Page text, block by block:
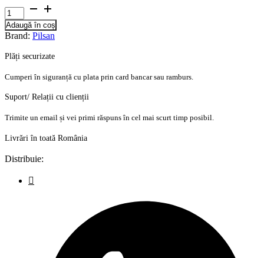
244,65 lei.
Cantitate
Masinuta
Pilsan
Jet
blue
Adaugă în coș
Brand: Pilsan
Plăți securizate
Cumperi în siguranță cu plata prin card bancar sau ramburs.
Suport/ Relații cu clienții
Trimite un email și vei primi răspuns în cel mai scurt timp posibil.
Livrări în toată România
Distribuie: